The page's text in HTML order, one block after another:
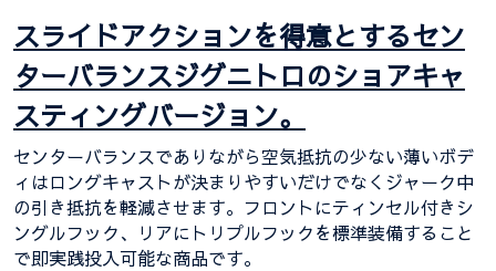
スライドアクションを得意とするセン
ターバランスジグニトロのショアキャ
スティングバージョン。
センターバランスでありながら空気抵抗の少ない薄いボデ
ィはロングキャストが決まりやすいだけでなくジャーク中
の引き抵抗を軽減させます。フロントにティンセル付きシ
ングルフック、リアにトリプルフックを標準装備すること
で即実践投入可能な商品です。